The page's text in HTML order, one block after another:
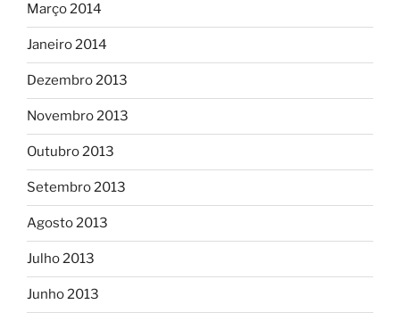
Março 2014
Janeiro 2014
Dezembro 2013
Novembro 2013
Outubro 2013
Setembro 2013
Agosto 2013
Julho 2013
Junho 2013